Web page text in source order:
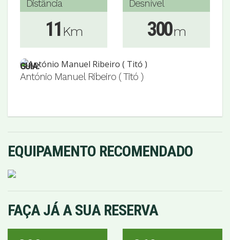
Distância
11 Km
Desnível
300m
GUIA:
António Manuel Ribeiro ( Titó )
EQUIPAMENTO RECOMENDADO
FAÇA JÁ A SUA RESERVA